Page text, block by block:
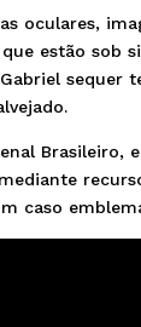
oculares,
estão sob
sequer
Brasileiro,
caso